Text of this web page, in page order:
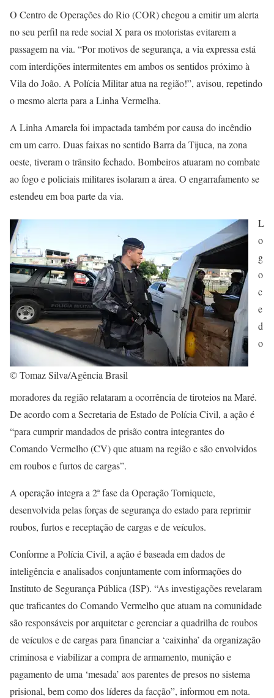
O Centro de Operações do Rio (COR) chegou a emitir um alerta
no seu perfil na rede social X para os motoristas evitarem a
passagem na via. “Por motivos de segurança, a via expressa está
com interdições intermitentes em ambos os sentidos próximo à
Vila do João. A Polícia Militar atua na região!”, avisou, repetindo
o mesmo alerta para a Linha Vermelha.
A Linha Amarela foi impactada também por causa do incêndio
em um carro. Duas faixas no sentido Barra da Tijuca, na zona
oeste, tiveram o trânsito fechado. Bombeiros atuaram no combate
ao fogo e policiais militares isolaram a área. O engarrafamento se
estendeu em boa parte da via.
© Tomaz Silva/Agência Brasil
L
o
g
o
c
e
d
o
moradores da região relataram a ocorrência de tiroteios na Maré.
De acordo com a Secretaria de Estado de Polícia Civil, a ação é
“para cumprir mandados de prisão contra integrantes do
Comando Vermelho (CV) que atuam na região e são envolvidos
em roubos e furtos de cargas”.
A operação integra a 2ª fase da Operação Torniquete,
desenvolvida pelas forças de segurança do estado para reprimir
roubos, furtos e receptação de cargas e de veículos.
Conforme a Polícia Civil, a ação é baseada em dados de
inteligência e analisados conjuntamente com informações do
Instituto de Segurança Pública (ISP). “As investigações revelaram
que traficantes do Comando Vermelho que atuam na comunidade
são responsáveis por arquitetar e gerenciar a quadrilha de roubos
de veículos e de cargas para financiar a ‘caixinha’ da organização
criminosa e viabilizar a compra de armamento, munição e
pagamento de uma ‘mesada’ aos parentes de presos no sistema
prisional, bem como dos líderes da facção”, informou em nota.